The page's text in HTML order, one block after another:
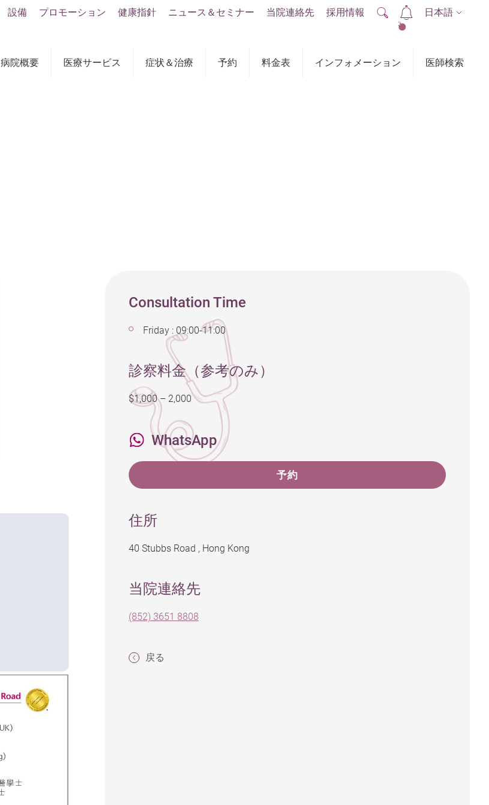
病院概要 医療サービス 症状＆治療 予約 料金表 インフォメーション 医師検索
設備 プロモーション 健康指針 ニュース＆セミナー 当院連絡先 採用情報
2
日本語
Consultation Time
Friday : 09:00-11:00
診察料金（参考のみ）
$1,000 – 2,000
WhatsApp
予約
住所
40 Stubbs Road , Hong Kong
当院連絡先
(852) 3651 8808
戻る